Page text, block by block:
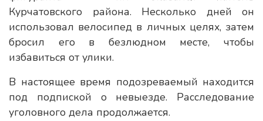
Курчатовского района. Несколько дней он
использовал велосипед в личных целях, затем
бросил его в безлюдном месте, чтобы
избавиться от улики.
В настоящее время подозреваемый находится
под подпиской о невыезде. Расследование
уголовного дела продолжается.